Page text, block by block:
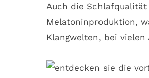
Auch die
Melatoninproduktion,
Klangwelten, bei